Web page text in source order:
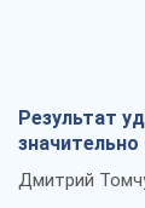
Результат
Дмитрий